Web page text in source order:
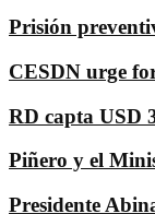
Prisión
CESDN urge
RD capta USD
Piñero y el
Presidente